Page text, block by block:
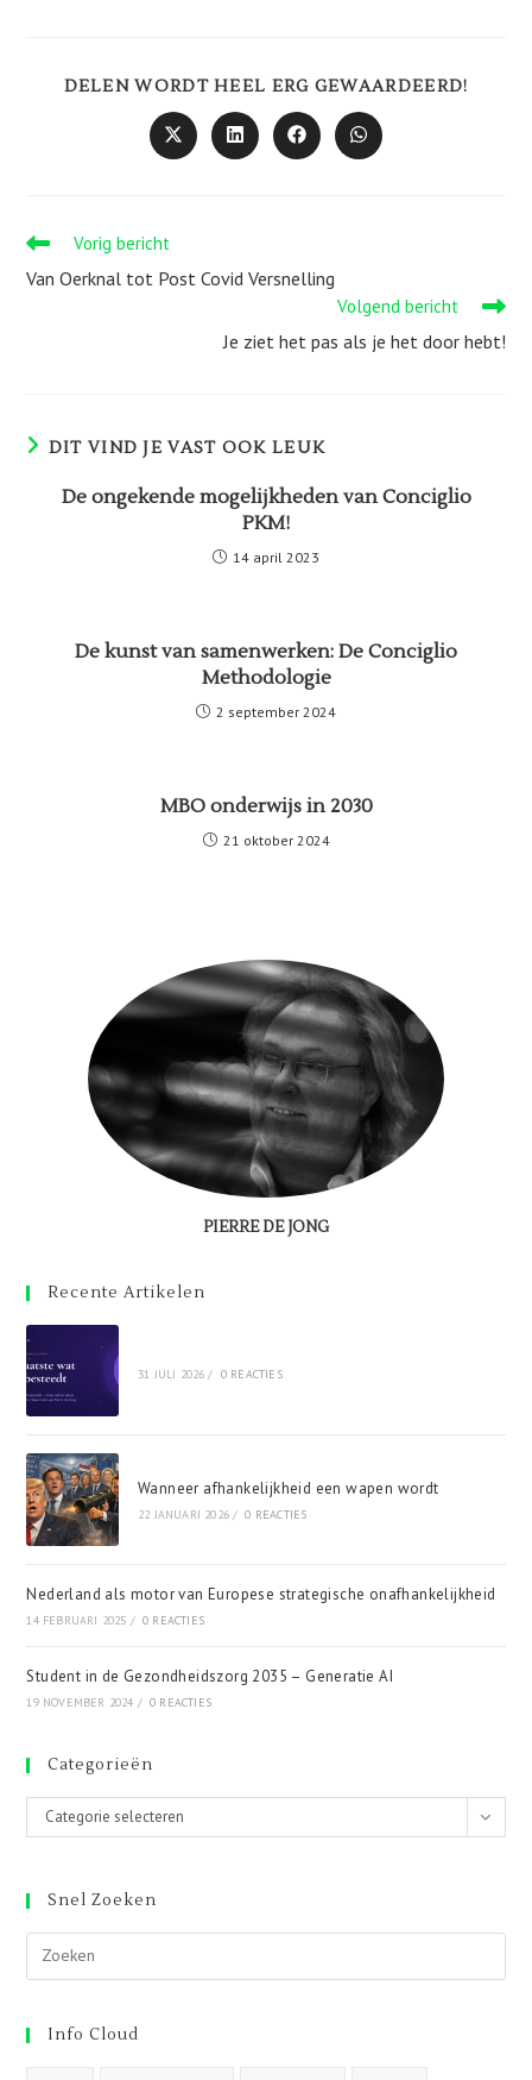
DELEN WORDT HEEL ERG GEWAARDEERD!
Opent
in
Opent
in
Opent
in
Opent
in
Lees
artikelen
Vorig bericht
Van Oerknal tot Post Covid Versnelling
Volgend bericht
Je ziet het pas als je het door hebt!
DIT VIND JE VAST OOK LEUK
De ongekende mogelijkheden van Conciglio
PKM!
14 april 2023
De kunst van samenwerken: De Conciglio
Methodologie
2 september 2024
MBO onderwijs in 2030
21 oktober 2024
PIERRE DE JONG
Recente Artikelen
31 JULI 2026 / 0 REACTIES
Wanneer afhankelijkheid een wapen wordt
22 JANUARI 2026 / 0 REACTIES
Nederland als motor van Europese strategische onafhankelijkheid
14 FEBRUARI 2025 / 0 REACTIES
Student in de Gezondheidszorg 2035 – Generatie AI
19 NOVEMBER 2024 / 0 REACTIES
Categorieën
Categorieën
Categorie selecteren
Snel Zoeken
Info Cloud